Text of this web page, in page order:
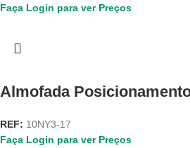
Faça Login para ver Preços
Almofada
REF: 10NY3-17
Faça Login para ver Preços